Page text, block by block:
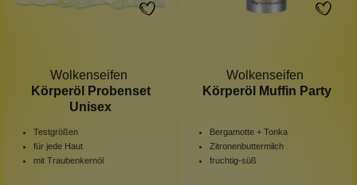
Wolkenseifen
Körperöl Probenset
Unisex
Testgrößen
für jede Haut
mit Traubenkernöl
Wolkenseifen
Körperöl Muffin Party
Bergamotte + Tonka
Zitronenbuttermilch
fruchtig-süß